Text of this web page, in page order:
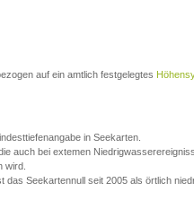
auf ein amtlich festgelegtes
in Seekarten.
auch bei extemen
wird.
das Seekartennull seit 2005 als örtlich